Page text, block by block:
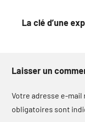
La clé d’une
Laisser un
Votre adresse e-mail
obligatoires sont